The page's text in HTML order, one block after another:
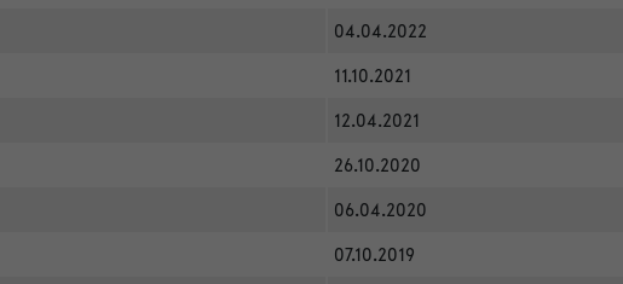
04.04.2022
11.10.2021
12.04.2021
26.10.2020
06.04.2020
07.10.2019